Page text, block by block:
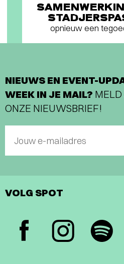
opnieuw een
NIEUWS EN EVENT-
WEEK IN JE MAIL? MELD
ONZE NIEUWSBRIEF!
Jouw e-mailadres
VOLG SPOT